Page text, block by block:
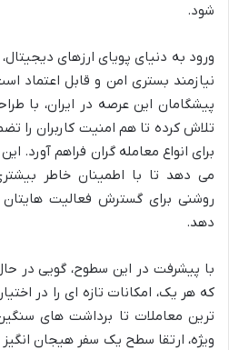
شود.
ورود به دنیای پویای ارزهای
نیازمند بستری امن و قابل اعتماد
پیشگامان این عرصه در ایران، با
تلاش کرده تا هم امنیت کاربران را
برای انواع معامله گران فراهم آورد.
می دهد تا با اطمینان خاطر
روشنی برای گسترش فعالیت
دهد.
با پیشرفت در این سطوح، گویی در
که هر یک، امکانات تازه ای را در
ترین معاملات تا برداشت های
ویژه، ارتقا سطح یک سفر هیجان